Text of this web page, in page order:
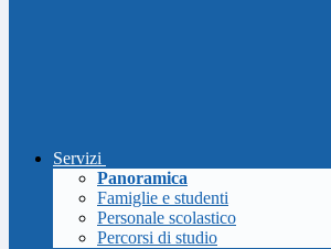
Servizi
Panoramica
Famiglie e studenti
Personale scolastico
Percorsi di studio